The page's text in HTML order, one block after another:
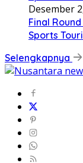
Desember
Final
Sports
Selengkapnya